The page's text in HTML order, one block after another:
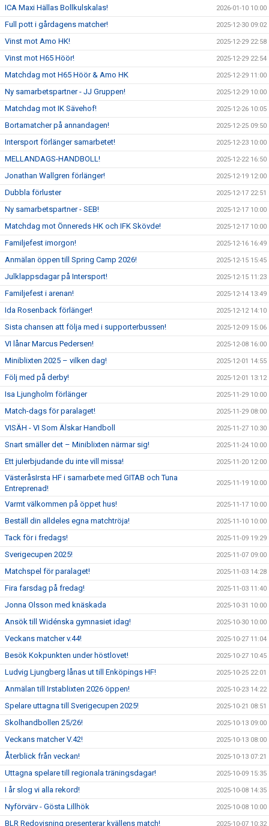
ICA Maxi Hällas Bollkulskalas! 2026-01-10 10:00
Full pott i gårdagens matcher! 2025-12-30 09:02
Vinst mot Amo HK! 2025-12-29 22:58
Vinst mot H65 Höör! 2025-12-29 22:54
Matchdag mot H65 Höör & Amo HK 2025-12-29 11:00
Ny samarbetspartner - JJ Gruppen! 2025-12-29 10:00
Matchdag mot IK Sävehof! 2025-12-26 10:05
Bortamatcher på annandagen! 2025-12-25 09:50
Intersport förlänger samarbetet! 2025-12-23 10:00
MELLANDAGS-HANDBOLL! 2025-12-22 16:50
Jonathan Wallgren förlänger! 2025-12-19 12:00
Dubbla förluster 2025-12-17 22:51
Ny samarbetspartner - SEB! 2025-12-17 10:00
Matchdag mot Önnereds HK och IFK Skövde! 2025-12-17 10:00
Familjefest imorgon! 2025-12-16 16:49
Anmälan öppen till Spring Camp 2026! 2025-12-15 15:45
Julklappsdagar på Intersport! 2025-12-15 11:23
Familjefest i arenan! 2025-12-14 13:49
Ida Rosenback förlänger! 2025-12-12 14:10
Sista chansen att följa med i supporterbussen! 2025-12-09 15:06
VI lånar Marcus Pedersen! 2025-12-08 16:00
Miniblixten 2025 – vilken dag! 2025-12-01 14:55
Följ med på derby! 2025-12-01 13:12
Isa Ljungholm förlänger 2025-11-29 10:00
Match-dags för paralaget! 2025-11-29 08:00
VISÄH - VI Som Älskar Handboll 2025-11-27 10:30
Snart smäller det – Miniblixten närmar sig! 2025-11-24 10:00
Ett julerbjudande du inte vill missa! 2025-11-20 12:00
VästeråsIrsta HF i samarbete med GITAB och Tuna
Entreprenad!
2025-11-19 10:00
Varmt välkommen på öppet hus! 2025-11-17 10:00
Beställ din alldeles egna matchtröja! 2025-11-10 10:00
Tack för i fredags! 2025-11-09 19:29
Sverigecupen 2025! 2025-11-07 09:00
Matchspel för paralaget! 2025-11-03 14:28
Fira farsdag på fredag! 2025-11-03 11:40
Jonna Olsson med knäskada 2025-10-31 10:00
Ansök till Widénska gymnasiet idag! 2025-10-30 10:00
Veckans matcher v.44! 2025-10-27 11:04
Besök Kokpunkten under höstlovet! 2025-10-27 10:45
Ludvig Ljungberg lånas ut till Enköpings HF! 2025-10-25 22:01
Anmälan till Irstablixten 2026 öppen! 2025-10-23 14:22
Spelare uttagna till Sverigecupen 2025! 2025-10-21 08:51
Skolhandbollen 25/26! 2025-10-13 09:00
Veckans matcher V.42! 2025-10-13 08:00
Återblick från veckan! 2025-10-13 07:21
Uttagna spelare till regionala träningsdagar! 2025-10-09 15:35
I år slog vi alla rekord! 2025-10-08 14:35
Nyförvärv - Gösta Lillhök 2025-10-08 10:00
BLR Redovisning presenterar kvällens match! 2025-10-07 10:32